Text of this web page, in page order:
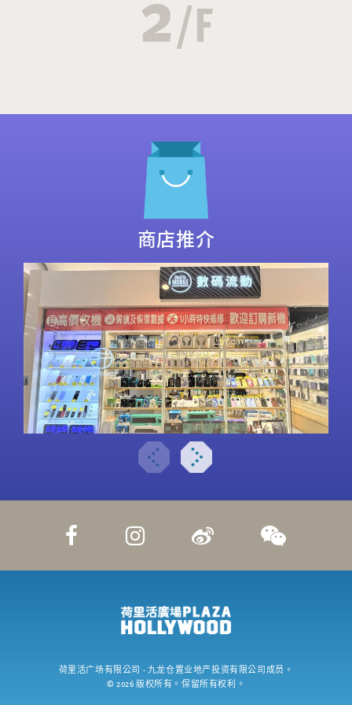
/F
商店推介
荷里活广场有限公司 - 九龙仓置业地产投资有限公司成员。
© 2026版权所有。保留所有权利。